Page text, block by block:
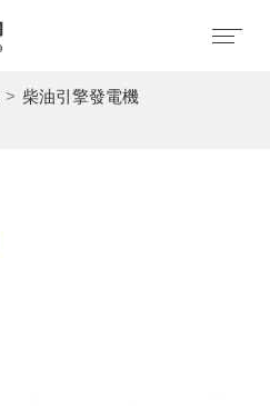
柴油引擎發電機